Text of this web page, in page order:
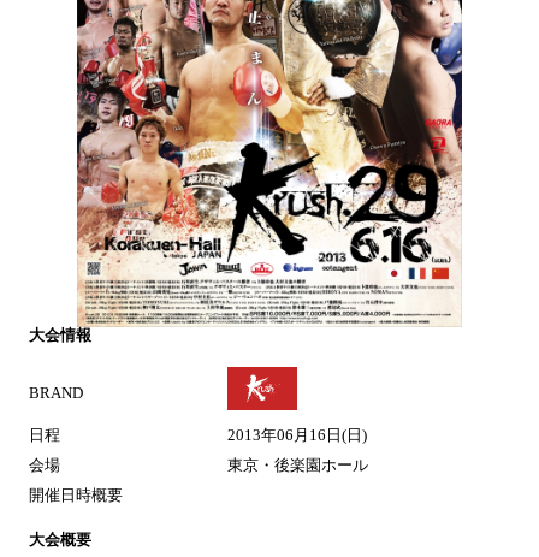
大会情報
BRAND
日程
2013年06月16日(日)
会場
東京・後楽園ホール
開催日時概要
大会概要